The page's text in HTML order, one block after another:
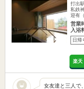
打出
私鉄
迎有
営業
入浴
日帰
楽天
女友達と三人で